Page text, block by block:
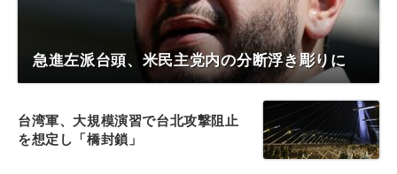
急進左派台頭、米民主党内の分断浮き彫りに
台湾軍、大規模演習で台北攻撃阻止
を想定し「橋封鎖」